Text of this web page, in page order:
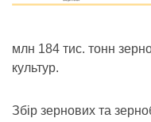
млн 184 тис. тонн
культур.
Збір зернових та